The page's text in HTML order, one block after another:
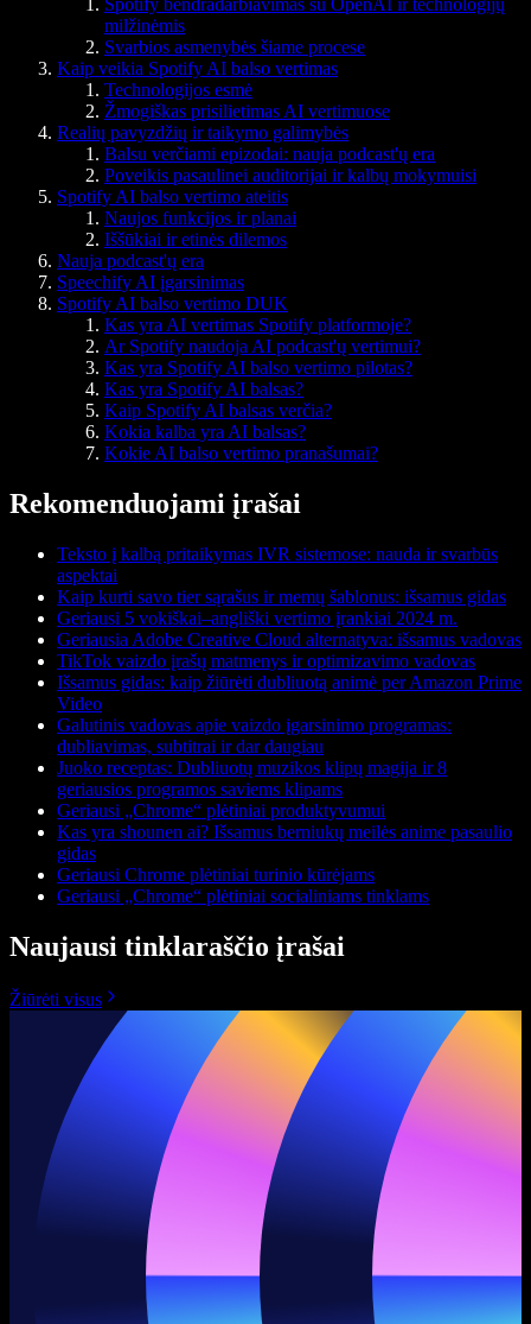
Spotify bendradarbiavimas su OpenAI ir technologijų
milžinėmis
Svarbios asmenybės šiame procese
Kaip veikia Spotify AI balso vertimas
Technologijos esmė
Žmogiškas prisilietimas AI vertimuose
Realių pavyzdžių ir taikymo galimybės
Balsu verčiami epizodai: nauja podcast'ų era
Poveikis pasaulinei auditorijai ir kalbų mokymuisi
Spotify AI balso vertimo ateitis
Naujos funkcijos ir planai
Iššūkiai ir etinės dilemos
Nauja podcast'ų era
Speechify AI įgarsinimas
Spotify AI balso vertimo DUK
Kas yra AI vertimas Spotify platformoje?
Ar Spotify naudoja AI podcast'ų vertimui?
Kas yra Spotify AI balso vertimo pilotas?
Kas yra Spotify AI balsas?
Kaip Spotify AI balsas verčia?
Kokia kalba yra AI balsas?
Kokie AI balso vertimo pranašumai?
Rekomenduojami įrašai
Teksto į kalbą pritaikymas IVR sistemose: nauda ir svarbūs
aspektai
Kaip kurti savo tier sąrašus ir memų šablonus: išsamus gidas
Geriausi 5 vokiškai–angliški vertimo įrankiai 2024 m.
Geriausia Adobe Creative Cloud alternatyva: išsamus vadovas
TikTok vaizdo įrašų matmenys ir optimizavimo vadovas
Išsamus gidas: kaip žiūrėti dubliuotą animė per Amazon Prime
Video
Galutinis vadovas apie vaizdo įgarsinimo programas:
dubliavimas, subtitrai ir dar daugiau
Juoko receptas: Dubliuotų muzikos klipų magija ir 8
geriausios programos saviems klipams
Geriausi „Chrome“ plėtiniai produktyvumui
Kas yra shounen ai? Išsamus berniukų meilės anime pasaulio
gidas
Geriausi Chrome plėtiniai turinio kūrėjams
Geriausi „Chrome“ plėtiniai socialiniams tinklams
Naujausi tinklaraščio įrašai
Žiūrėti visus